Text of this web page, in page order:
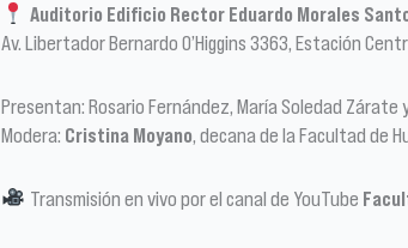
Auditorio Edificio Rector Eduardo Morales
Av. Libertador Bernardo O’Higgins 3363, Estación
Presentan: Rosario Fernández, María Soledad Zárate
Modera: Cristina Moyano, decana de la Facultad de
Transmisión en vivo por el canal de YouTube